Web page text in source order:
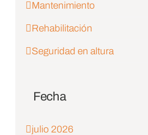
Mantenimiento
Rehabilitación
Seguridad en altura
Fecha
julio 2026